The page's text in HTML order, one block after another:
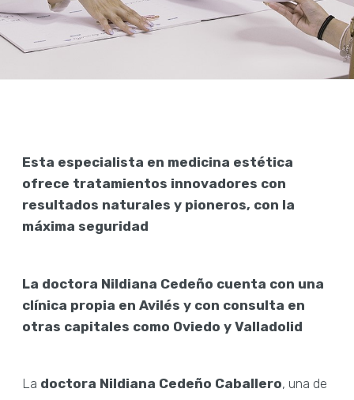
Esta especialista en medicina estética
ofrece tratamientos innovadores con
resultados naturales y pioneros, con la
máxima seguridad
La doctora Nildiana Cedeño cuenta con una
clínica propia en Avilés y con consulta en
otras capitales como Oviedo y Valladolid
La doctora Nildiana Cedeño Caballero, una de